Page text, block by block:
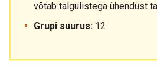
võtab talgulistega ühendust
Grupi suurus: 12